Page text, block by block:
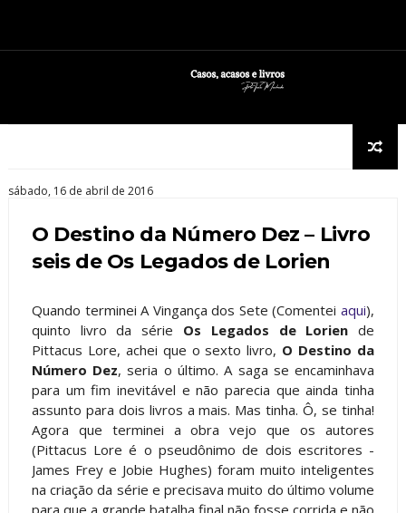
sábado, 16 de abril de 2016
O Destino da Número Dez – Livro
seis de Os Legados de Lorien
Quando terminei A Vingança dos Sete (Comenteiaqui),
quinto livro da série Os Legados de Lorien de
Pittacus Lore, achei que o sexto livro, O Destino da
Número Dez, seria o último. A saga se encaminhava
para um fim inevitável e não parecia que ainda tinha
assunto para dois livros a mais. Mas tinha. Ô, se tinha!
Agora que terminei a obra vejo que os autores
(Pittacus Lore é o pseudônimo de dois escritores -
James Frey e Jobie Hughes) foram muito inteligentes
na criação da série e precisava muito do último volume
para que a grande batalha final não fosse corrida e não